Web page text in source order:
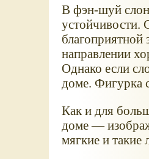
В фэн-шуй слон
устойчивости.
благоприятной
направлении
Однако если
доме. Фигурка
Как и для
доме —
мягкие и